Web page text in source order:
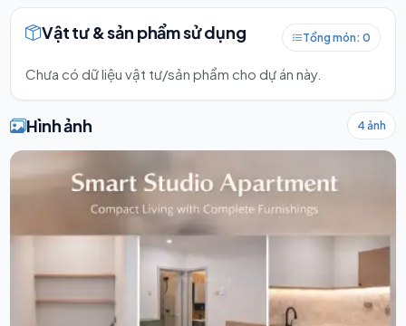
Vật tư & sản phẩm sử dụng Tổng món: 0
Chưa có dữ liệu vật tư/sản phẩm cho dự án này.
Hình ảnh 4 ảnh